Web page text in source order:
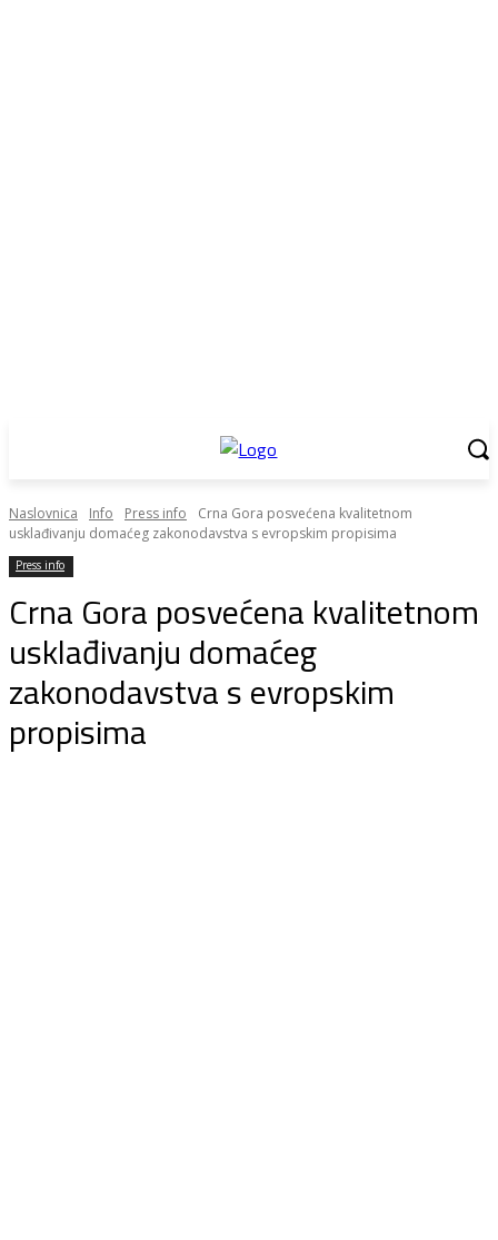
Naslovnica Info Press info
Crna Gora posvećena kvalitetnom
usklađivanju domaćeg zakonodavstva s evropskim propisima
Press info
Crna Gora posvećena kvalitetnom
usklađivanju domaćeg
zakonodavstva s evropskim
propisima